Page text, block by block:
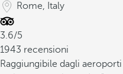
Rome, Italy
3.6/5
1943 recensioni
Raggiungibile dagli